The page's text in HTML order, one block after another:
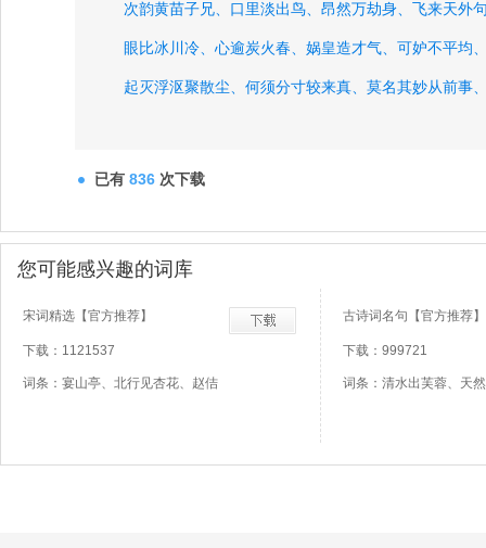
次韵黄苗子兄、 口里淡出鸟、 昂然万劫身、 飞来天外
眼比冰川冷、 心逾炭火春、 娲皇造才气、 可妒不平均
起灭浮沤聚散尘、 何须分寸较来真、 莫名其妙从前事
已有 836 次下载
您可能感兴趣的词库
宋词精选【官方推荐】
下载：1121537
词条：宴山亭、北行见杏花、赵佶
古诗词名句【官方推荐】
下载：999721
词条：清水出芙蓉、天